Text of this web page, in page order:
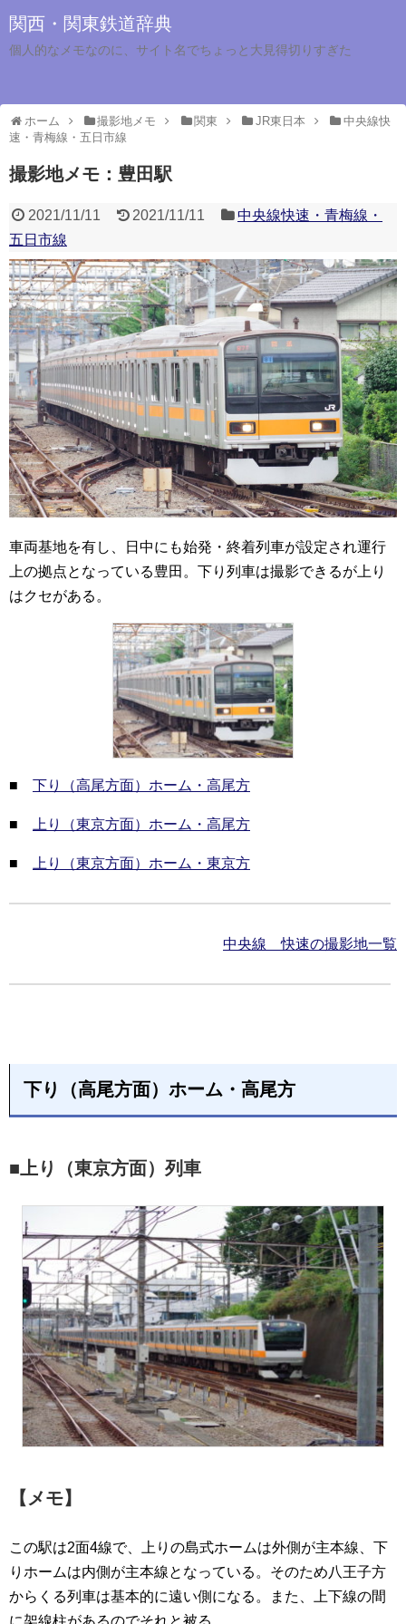
関西・関東鉄道辞典
個人的なメモなのに、サイト名でちょっと大見得切りすぎた
ホーム 撮影地メモ 関東 JR東日本
中央線快
速・青梅線・五日市線
撮影地メモ：豊田駅
2021/11/11 2021/11/11
中央線快速・青梅線・
五日市線
車両基地を有し、日中にも始発・終着列車が設定され運行
上の拠点となっている豊田。下り列車は撮影できるが上り
はクセがある。
■ 下り（高尾方面）ホーム・高尾方
■ 上り（東京方面）ホーム・高尾方
■ 上り（東京方面）ホーム・東京方
中央線 快速の撮影地一覧
下り（高尾方面）ホーム・高尾方
■上り（東京方面）列車
【メモ】
この駅は2面4線で、上りの島式ホームは外側が主本線、下
りホームは内側が主本線となっている。そのため八王子方
からくる列車は基本的に遠い側になる。また、上下線の間
に架線柱があるのでそれと被る。